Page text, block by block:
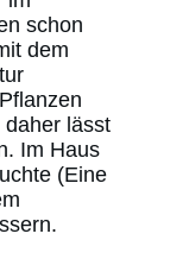
schon
dem
lässt
Im Haus
(Eine